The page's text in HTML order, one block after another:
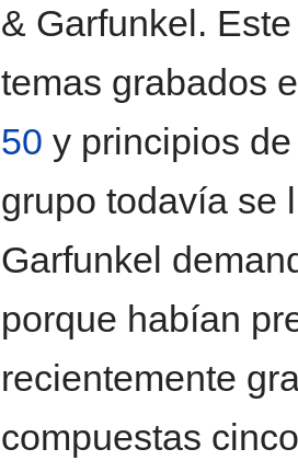
& Garfunkel.
temas grabados
50 y principios
grupo todavía se
Garfunkel
porque habían
recientemente
compuestas